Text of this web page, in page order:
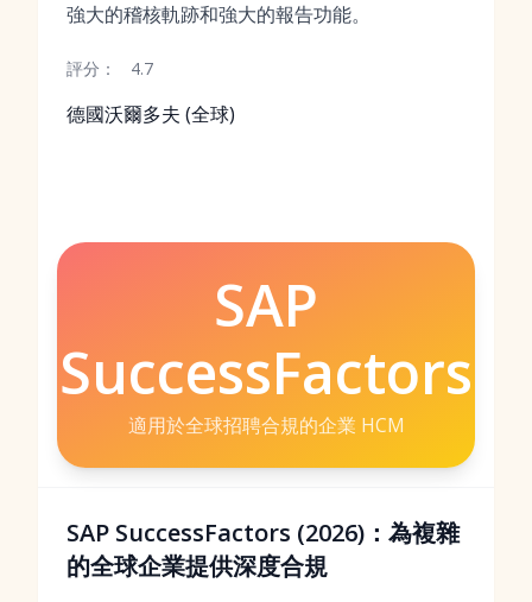
強大的稽核軌跡和強大的報告功能。
評分： 4.7
德國沃爾多夫 (全球)
SAP
SuccessFactors
適用於全球招聘合規的企業 HCM
SAP SuccessFactors (2026)：為複雜
的全球企業提供深度合規